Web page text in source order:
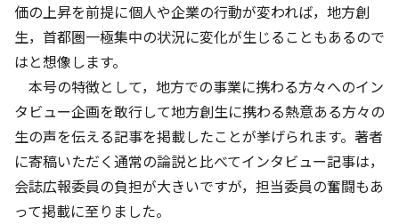
価の上昇を前提に個人や企業の行動が変われば，地方創
生，首都圏一極集中の状況に変化が生じることもあるので
はと想像します。
本号の特徴として，地方での事業に携わる方々へのイン
タビュー企画を敢行して地方創生に携わる熱意ある方々の
生の声を伝える記事を掲載したことが挙げられます。著者
に寄稿いただく通常の論説と比べてインタビュー記事は，
会誌広報委員の負担が大きいですが，担当委員の奮闘もあ
って掲載に至りました。